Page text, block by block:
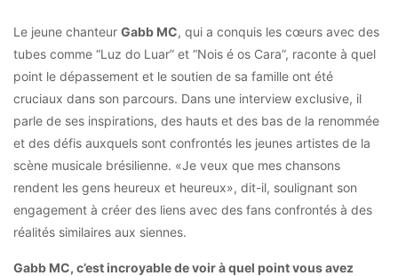
Le jeune chanteur Gabb MC, qui a conquis les cœurs avec des
tubes comme “Luz do Luar” et “Nois é os Cara”, raconte à quel
point le dépassement et le soutien de sa famille ont été
cruciaux dans son parcours. Dans une interview exclusive, il
parle de ses inspirations, des hauts et des bas de la renommée
et des défis auxquels sont confrontés les jeunes artistes de la
scène musicale brésilienne. «Je veux que mes chansons
rendent les gens heureux et heureux», dit-il, soulignant son
engagement à créer des liens avec des fans confrontés à des
réalités similaires aux siennes.
Gabb MC, c’est incroyable de voir à quel point vous avez